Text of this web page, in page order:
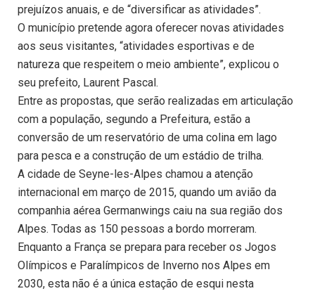
prejuízos anuais, e de “diversificar as atividades”.
O município pretende agora oferecer novas atividades
aos seus visitantes, “atividades esportivas e de
natureza que respeitem o meio ambiente”, explicou o
seu prefeito, Laurent Pascal.
Entre as propostas, que serão realizadas em articulação
com a população, segundo a Prefeitura, estão a
conversão de um reservatório de uma colina em lago
para pesca e a construção de um estádio de trilha.
A cidade de Seyne-les-Alpes chamou a atenção
internacional em março de 2015, quando um avião da
companhia aérea Germanwings caiu na sua região dos
Alpes. Todas as 150 pessoas a bordo morreram.
Enquanto a França se prepara para receber os Jogos
Olímpicos e Paralímpicos de Inverno nos Alpes em
2030, esta não é a única estação de esqui nesta